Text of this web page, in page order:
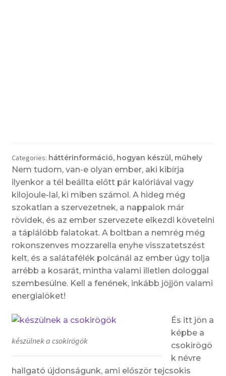
Categories: háttérinformáció, hogyan készül, műhely
Nem tudom, van-e olyan ember, aki kibírja
ilyenkor a tél beállta előtt pár kalóriával vagy
kilojoule-lal, ki miben számol. A hideg még
szokatlan a szervezetnek, a nappalok már
rövidek, és az ember szervezete elkezdi követelni
a táplálóbb falatokat. A boltban a nemrég még
rokonszenves mozzarella enyhe visszatetszést
kelt, és a salátafélék polcánál az ember úgy tolja
arrébb a kosarát, mintha valami illetlen dologgal
szembesülne. Kell a fenének, inkább jöjjön valami
energialöket!
készülnek a csokirögök
És itt jön a
képbe a
csokirögö
k névre
hallgató újdonságunk, ami először tejcsokis